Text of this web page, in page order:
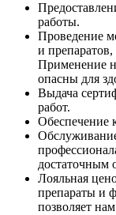
работы.
Проведение
и
Применение
опасны для
Выдача
работ.
Обеспечение
достаточным
Лояльная
препараты и
позволяет